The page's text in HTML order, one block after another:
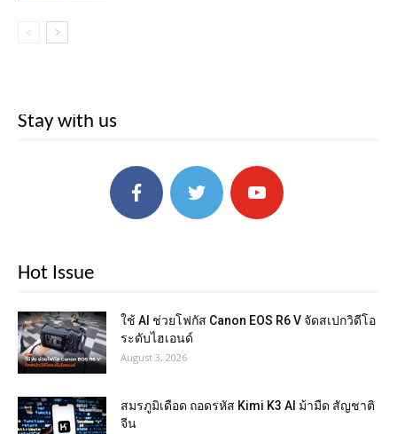
Stay with us
Hot Issue
ใช้ AI ช่วยโฟกัส Canon EOS R6 V จัดสเปกวิดีโอ
ระดับไฮเอนด์
August 3, 2026
สมรภูมิเดือด ถอดรหัส Kimi K3 AI ม้ามืด สัญชาติ
จีน